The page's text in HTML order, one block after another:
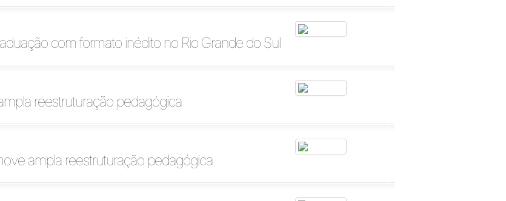
com formato inédito no Rio Grande do Sul
reestruturação pedagógica
ampla reestruturação pedagógica